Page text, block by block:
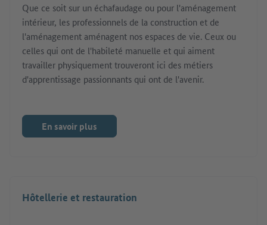
Que ce soit sur un échafaudage ou pour l'aménagement
intérieur, les professionnels de la construction et de
l'aménagement aménagent nos espaces de vie. Ceux ou
celles qui ont de l'habileté manuelle et qui aiment
travailler physiquement trouveront ici des métiers
d'apprentissage passionnants qui ont de l'avenir.
En savoir plus
Hôtellerie et restauration